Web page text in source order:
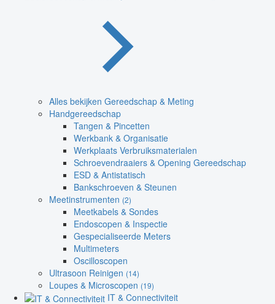
Alles bekijken Gereedschap & Meting
Handgereedschap
Tangen & Pincetten
Werkbank & Organisatie
Werkplaats Verbruiksmaterialen
Schroevendraaiers & Opening Gereedschap
ESD & Antistatisch
Bankschroeven & Steunen
Meetinstrumenten (2)
Meetkabels & Sondes
Endoscopen & Inspectie
Gespecialiseerde Meters
Multimeters
Oscilloscopen
Ultrasoon Reinigen (14)
Loupes & Microscopen (19)
IT & Connectiviteit